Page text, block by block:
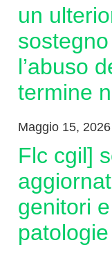
un
l’abuso
termine
Maggio 15, 2026
flc cgil] scuola: guide
genitori